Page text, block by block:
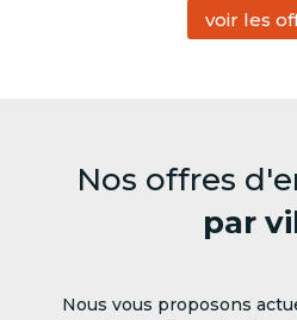
voir les
Nos offres
par
Nous vous proposons